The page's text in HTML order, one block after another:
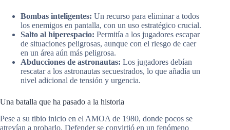
Bombas inteligentes: Un recurso para eliminar a todos
los enemigos en pantalla, con un uso estratégico crucial.
Salto al hiperespacio: Permitía a los jugadores escapar
de situaciones peligrosas, aunque con el riesgo de caer
en un área aún más peligrosa.
Abducciones de astronautas: Los jugadores debían
rescatar a los astronautas secuestrados, lo que añadía un
nivel adicional de tensión y urgencia.
Una batalla que ha pasado a la historia
Pese a su tibio inicio en el AMOA de 1980, donde pocos se
atrevían a probarlo, Defender se convirtió en un fenómeno